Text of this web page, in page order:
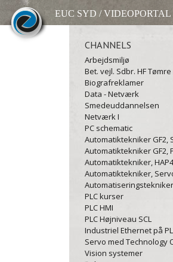
EUC SYD / VIDEOPORTAL
CHANNELS
Arbejdsmiljø
Bet. vejl. Sdbr. HF Tømre
Biografreklamer
Data - Netværk
Smedeuddannelsen
Netværk I
PC schematic
Automatiktekniker GF2,
Automatiktekniker GF2,
Automatiktekniker, HAP4
Automatiktekniker,
PLC kurser
PLC HMI
PLC Højniveau SCL
Industriel Ethernet på
Servo med Technology
Vision systemer